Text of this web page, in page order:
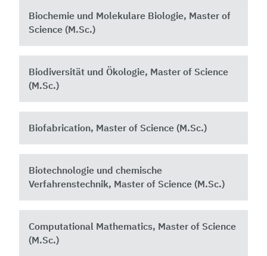
Biochemie und Molekulare Biologie, Master of
Science (M.Sc.)
Biodiversität und Ökologie, Master of Science
(M.Sc.)
Biofabrication, Master of Science (M.Sc.)
Biotechnologie und chemische
Verfahrenstechnik, Master of Science (M.Sc.)
Computational Mathematics, Master of Science
(M.Sc.)